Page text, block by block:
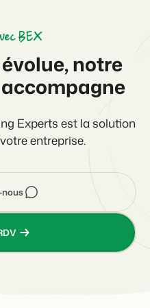
BEX
notre
Experts est la solution
entreprise.